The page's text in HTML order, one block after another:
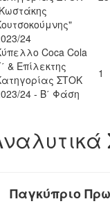
24
Coca Cola
& Επίλεκτης
ΣΤΟΚ
24 - Β΄ Φάση
1
Παγκύπριο